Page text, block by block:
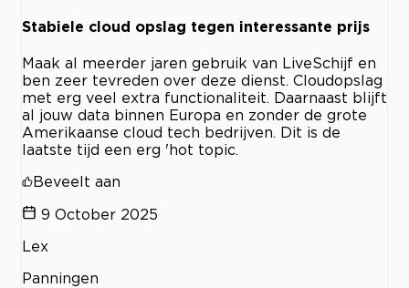
Stabiele cloud opslag tegen interessante prijs
Maak al meerder jaren gebruik van LiveSchijf en
ben zeer tevreden over deze dienst. Cloudopslag
met erg veel extra functionaliteit. Daarnaast blijft
al jouw data binnen Europa en zonder de grote
Amerikaanse cloud tech bedrijven. Dit is de
laatste tijd een erg 'hot topic.
Beveelt aan
9 October 2025
Lex
Panningen